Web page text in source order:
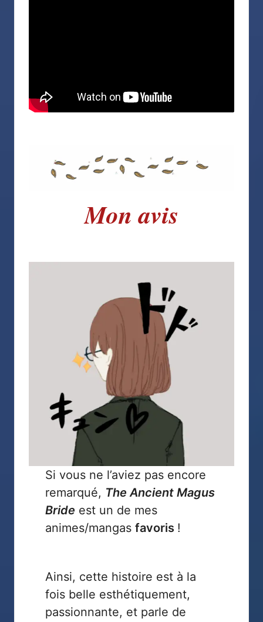
Mon avis
Si vous ne l’aviez pas encore
remarqué, The Ancient Magus
Bride est un de mes
animes/mangas favoris !
Ainsi, cette histoire est à la
fois belle esthétiquement,
passionnante, et parle de